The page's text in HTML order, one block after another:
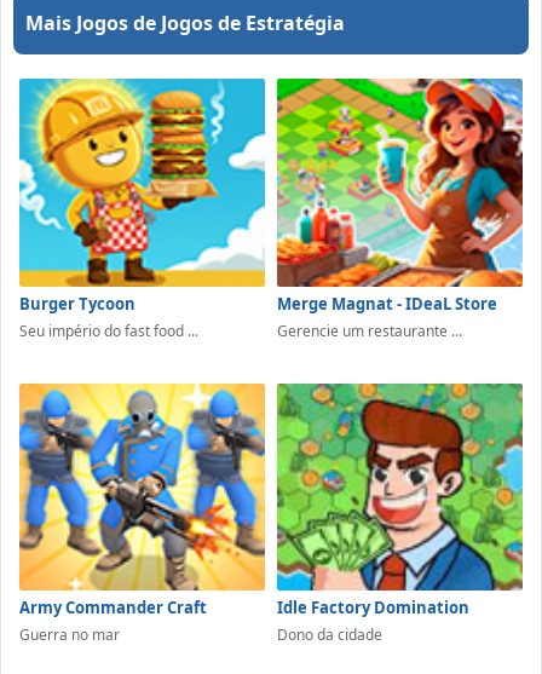
Mais Jogos de Jogos de Estratégia
Burger Tycoon
Seu império do fast food ...
Merge Magnat - IDeaL Store
Gerencie um restaurante ...
Army Commander Craft
Guerra no mar
Idle Factory Domination
Dono da cidade